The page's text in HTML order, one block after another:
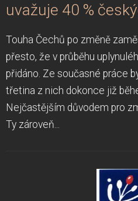
uvažuje 40 %
Touha Čechů po změně
přesto, že v průběhu
přidáno. Ze současné práce
třetina z nich dokonce již
Nejčastějším důvodem pro
Ty zároveň...